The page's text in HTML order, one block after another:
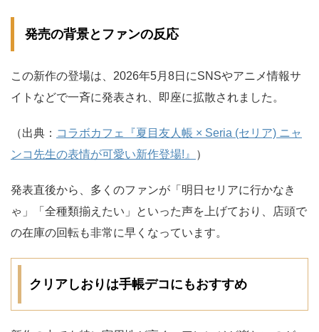
発売の背景とファンの反応
この新作の登場は、2026年5月8日にSNSやアニメ情報サ
イトなどで一斉に発表され、即座に拡散されました。
（出典： コラボカフェ『夏目友人帳 × Seria (セリア) ニャ
ンコ先生の表情が可愛い新作登場!』
）
発表直後から、多くのファンが「明日セリアに行かなき
ゃ」「全種類揃えたい」といった声を上げており、店頭で
の在庫の回転も非常に早くなっています。
クリアしおりは手帳デコにもおすすめ